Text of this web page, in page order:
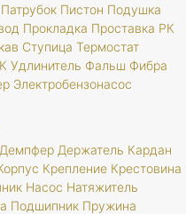
Патрубок Пистон Подушка
Прокладка Проставка РК
Ступица Термостат
Удлинитель Фальш Фибра
Электробензонасос
Демпфер Держатель Кардан
Крепление Крестовина
Насос Натяжитель
Подшипник Пружина